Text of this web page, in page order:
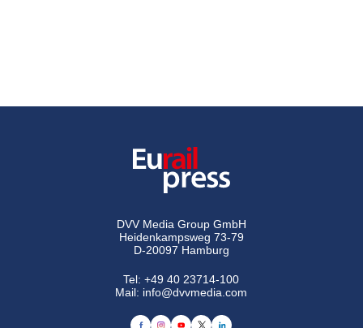
DVV Media Group GmbH
Heidenkampsweg 73-79
D-20097 Hamburg
Tel:+49 40 23714-100
Mail: info@dvvmedia.com